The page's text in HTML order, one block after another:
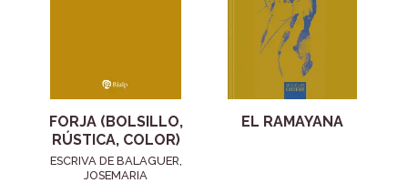
FORJA (BOLSILLO,
RÚSTICA, COLOR)
ESCRIVA DE BALAGUER,
JOSEMARIA
EL RAMAYANA